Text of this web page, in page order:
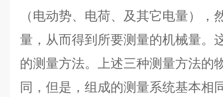
（电动势、电荷、及其它电量），
量，从而得到所要测量的机械量。
的测量方法。上述三种测量方法的
同，但是，组成的测量系统基本相